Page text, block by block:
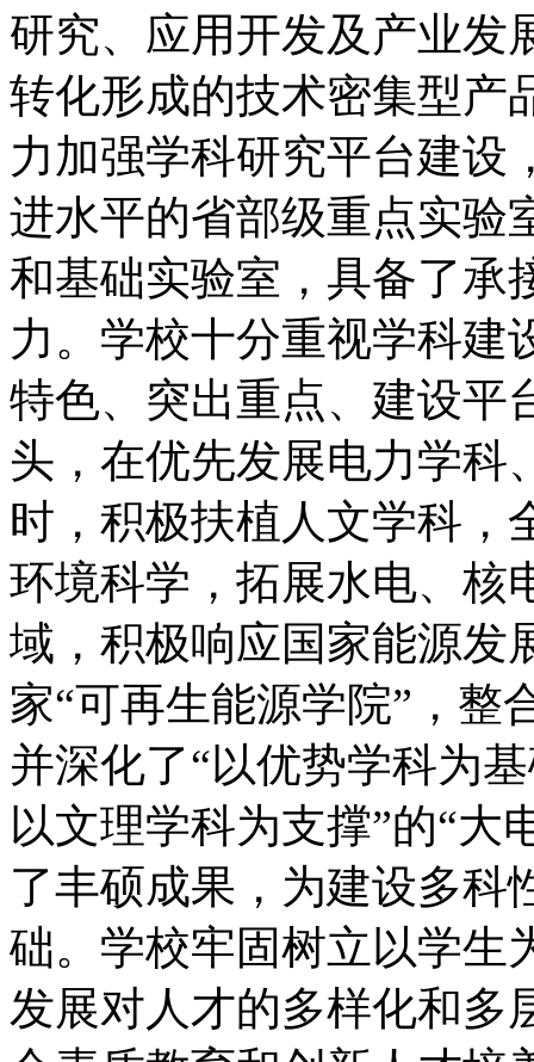
研究、应用开发及产业发
转化形成的技术密集型产
力加强学科研究平台建设
进水平的省部级重点实验
和基础实验室，具备了承
力。学校十分重视学科建
特色、突出重点、建设平
头，在优先发展电力学科
时，积极扶植人文学科，
环境科学，拓展水电、核
域，积极响应国家能源发
家“可再生能源学院”，整
并深化了“以优势学科为
以文理学科为支撑”的“大
了丰硕成果，为建设多科
础。学校牢固树立以学生
发展对人才的多样化和多